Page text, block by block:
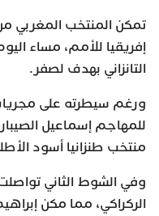
تمكن المنتخب المغربي
إفريقيا للأمم، مساء
التانزاني بهدف لصفر.
ورغم سيطرته على
للمهاجم إسماعيل
منتخب طنزانيا أسود
وفي الشوط الثاني
الركراكي، مما مكن